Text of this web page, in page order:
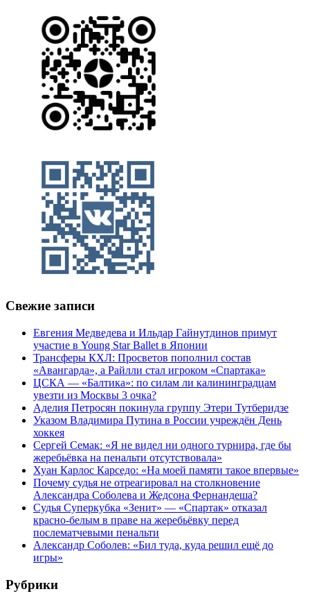
Свежие записи
Евгения Медведева и Ильдар Гайнутдинов примут
участие в Young Star Ballet в Японии
Трансферы КХЛ: Просветов пополнил состав
«Авангарда», а Райлли стал игроком «Спартака»
ЦСКА — «Балтика»: по силам ли калининградцам
увезти из Москвы 3 очка?
Аделия Петросян покинула группу Этери Тутберидзе
Указом Владимира Путина в России учреждён День
хоккея
Сергей Семак: «Я не видел ни одного турнира, где бы
жеребьёвка на пенальти отсутствовала»
Хуан Карлос Карседо: «На моей памяти такое впервые»
Почему судья не отреагировал на столкновение
Александра Соболева и Жедсона Фернандеша?
Судья Суперкубка «Зенит» — «Спартак» отказал
красно-белым в праве на жеребьёвку перед
послематчевыми пенальти
Александр Соболев: «Бил туда, куда решил ещё до
игры»
Рубрики